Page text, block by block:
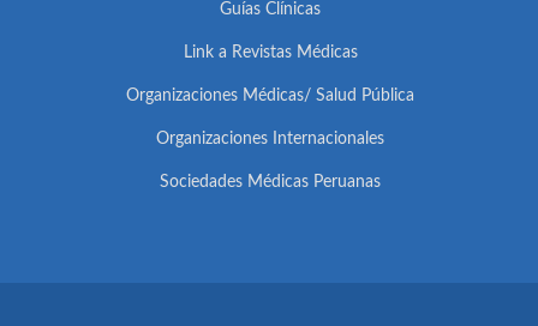
Guías Clínicas
Link a Revistas Médicas
Organizaciones Médicas/ Salud Pública
Organizaciones Internacionales
Sociedades Médicas Peruanas